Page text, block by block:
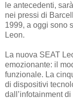
le antecedenti,
nei pressi di
1999, a oggi sono
Leon.
La nuova SEAT
emozionante: il
funzionale. La
di dispositivi
dall’infotainment